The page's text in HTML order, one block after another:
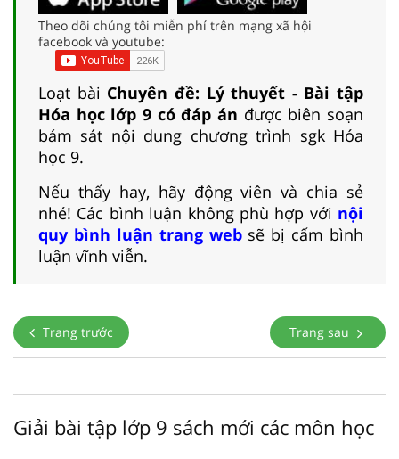
Theo dõi chúng tôi miễn phí trên mạng xã hội
facebook và youtube:
Loạt bài Chuyên đề: Lý thuyết - Bài tập
Hóa học lớp 9 có đáp án được biên soạn
bám sát nội dung chương trình sgk Hóa
học 9.
Nếu thấy hay, hãy động viên và chia sẻ
nhé! Các bình luận không phù hợp với nội
quy bình luận trang websẽ bị cấm bình
luận vĩnh viễn.
Trang trước Trang sau
Giải bài tập lớp 9 sách mới các môn học